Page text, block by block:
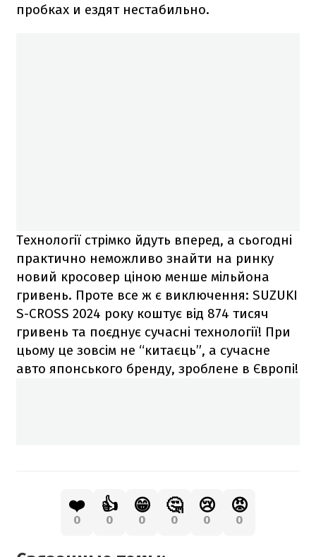
пробках и ездят нестабильно.
Технології стрімко йдуть вперед, а сьогодні
практично неможливо знайти на ринку
новий кросовер ціною менше мільйона
гривень. Проте все ж є виключення: SUZUKI
S-CROSS 2024 року коштує від 874 тисяч
гривень та поєднує сучасні технології! При
цьому це зовсім не “китаєць”, а сучасне
авто японського бренду, зроблене в Європі!
❤️
0
👍
0
😁
0
🤔
0
😢
0
😡
0